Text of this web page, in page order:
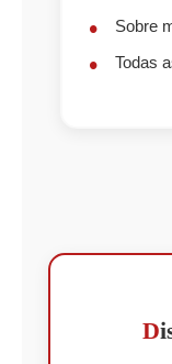
Sobre
Todas
D